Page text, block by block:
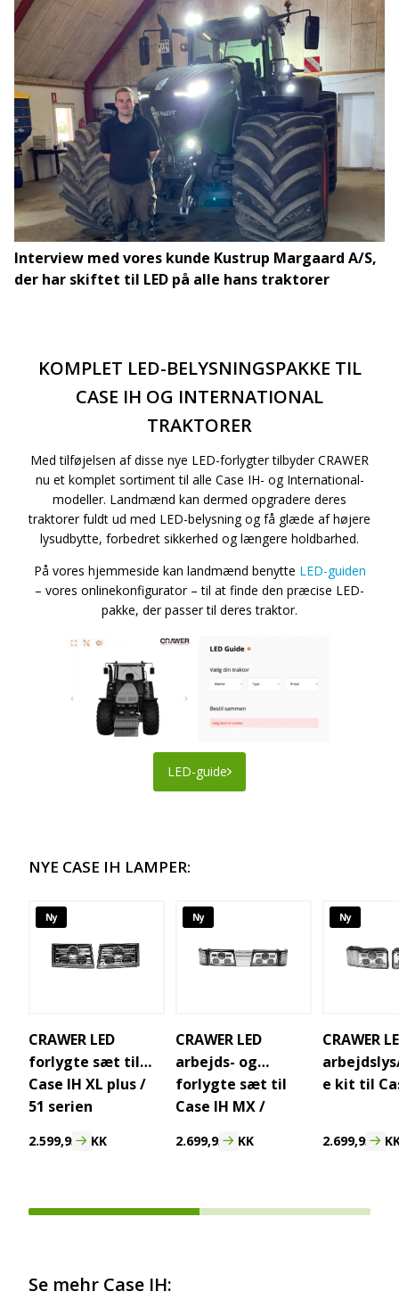
Interview med vores kunde Kustrup Margaard A/S,
der har skiftet til LED på alle hans traktorer
KOMPLET LED-BELYSNINGSPAKKE TIL
CASE IH OG INTERNATIONAL
TRAKTORER
Med tilføjelsen af disse nye LED-forlygter tilbyder CRAWER
nu et komplet sortiment til alle Case IH- og International-
modeller. Landmænd kan dermed opgradere deres
traktorer fuldt ud med LED-belysning og få glæde af højere
lysudbytte, forbedret sikkerhed og længere holdbarhed.
På vores hjemmeside kan landmænd benytte LED-guiden
– vores onlinekonfigurator – til at finde den præcise LED-
pakke, der passer til deres traktor.
LED-guide
NYE CASE IH LAMPER:
Ny
CRAWER LED
forlygte sæt til
Case IH XL plus /
51 serien
2.599,95DKK
Ny
CRAWER LED
arbejds- og
forlygte sæt til
Case IH MX /
2.699,95DKK
Ny
CRAWER
e kit til
2.699,95
Se mehr Case IH: